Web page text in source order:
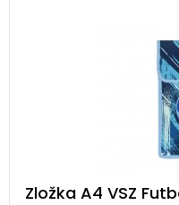
Zložka A4 VSZ